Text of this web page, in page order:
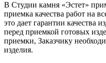
В Студии камня «Эстет»
приемка качества работ на
это дает гарантии качества
перед приемкой готовых
приемки, Заказчику
изделия.